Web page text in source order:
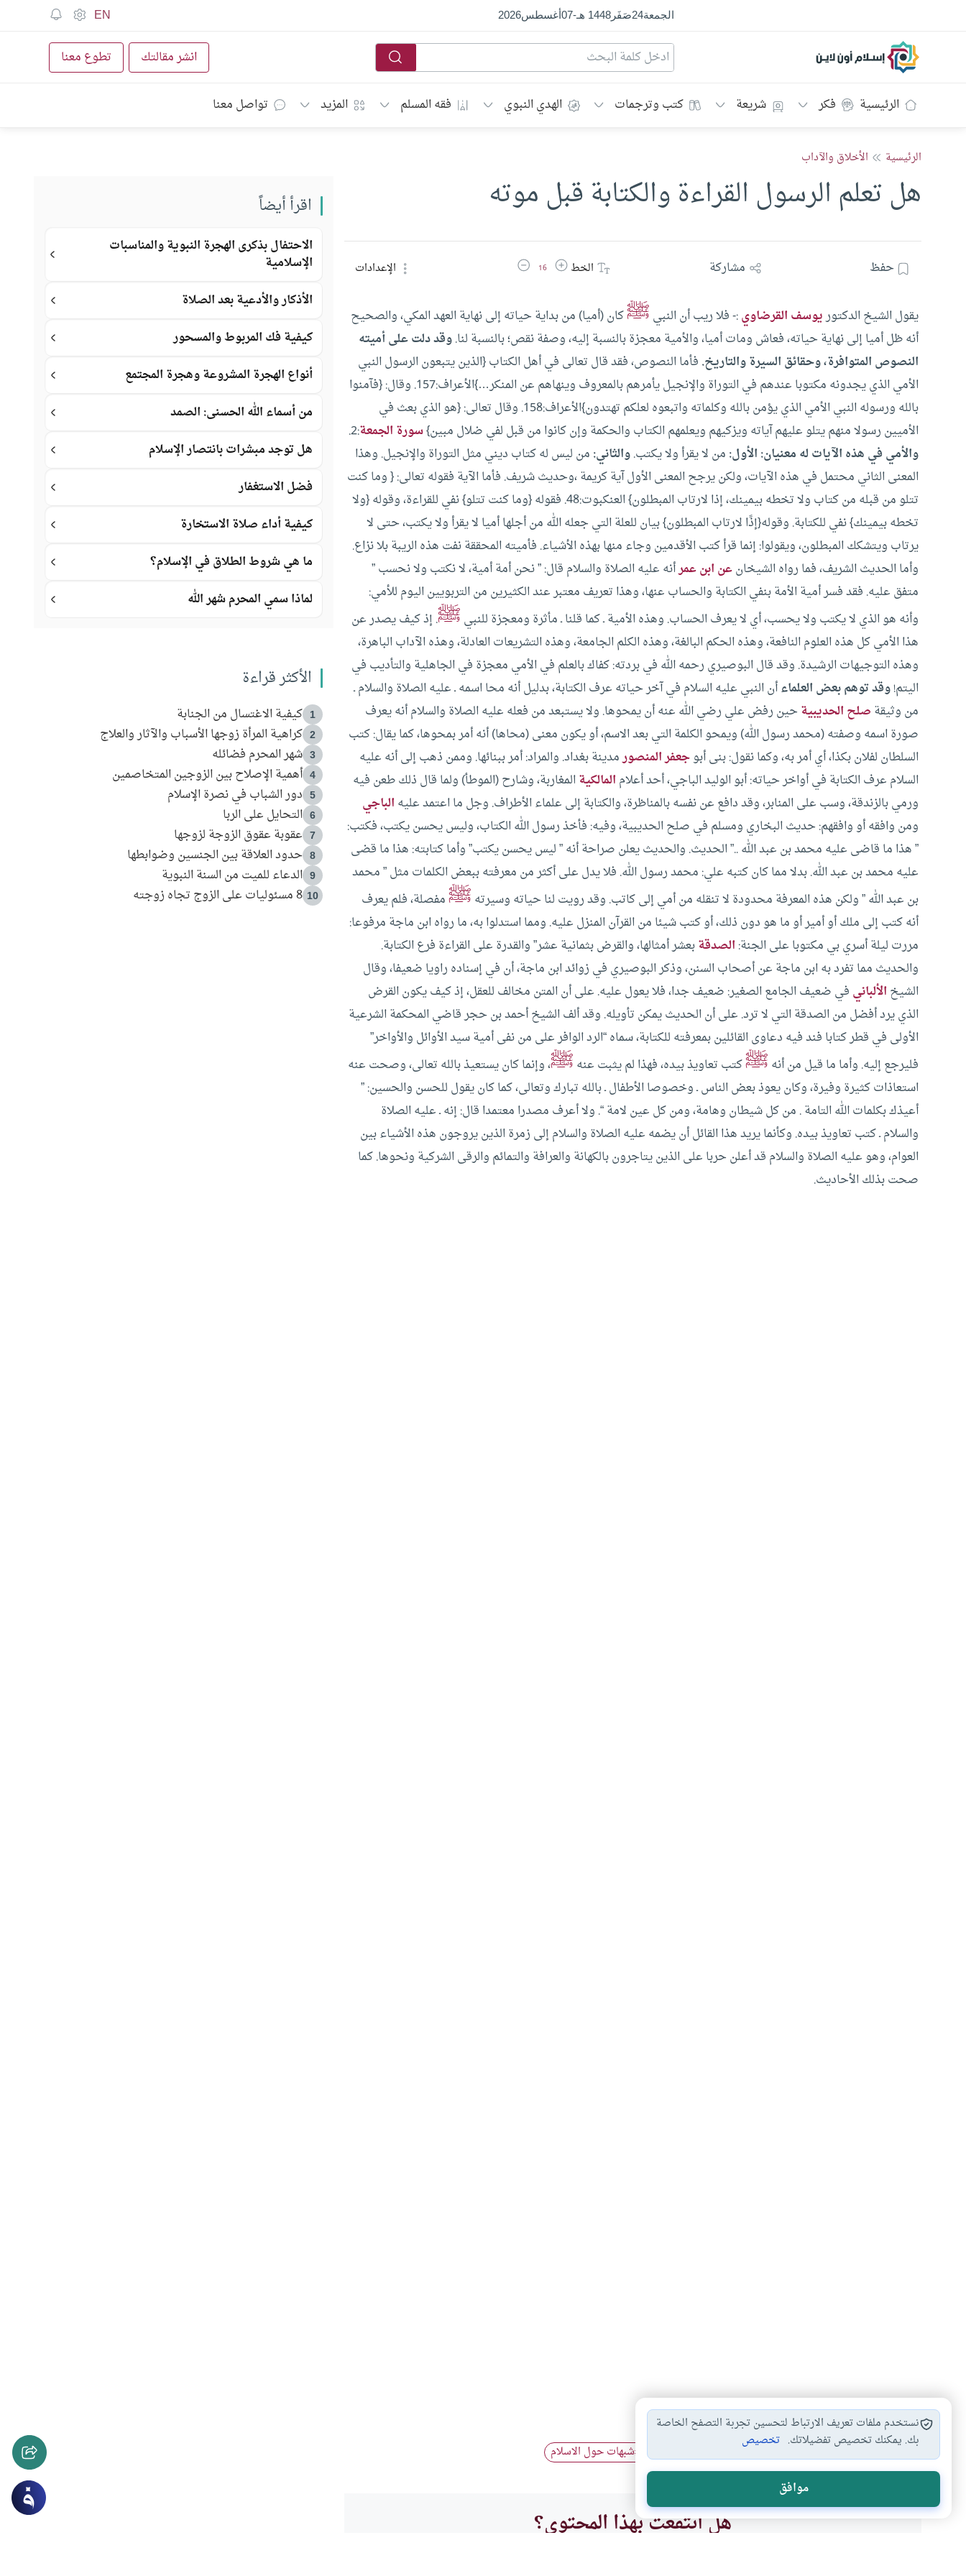
الجمعة24صَفَر1448 هـ -
07أغسطس2026
EN
إسلام أون لاين انشر مقالتك تطوع معنا
الرئيسية فكر شريعة كتب وترجمات الهدي النبوي فقه المسلم المزيد تواصل معنا
الرئيسية الأخلاق والآداب
هل تعلم الرسول القراءة والكتابة قبل موته
حفظ مشاركة الخطزيادة حجم الخط
16 تقليل حجم الخط الإعدادات
يقول الشيخ الدكتوريوسف القرضاوي:-فلا ريب أن النبي ﷺكان (أميا) من بداية حياته إلى نهاية العهد المكي، والصحيح
أنه ظل أميا إلى نهاية حياته، فعاش ومات أميا، والأمية معجزة بالنسبة إليه، وصفة نقص؛ بالنسبة لنا.وقد دلت على أميته
النصوص المتوافرة، وحقائق السيرة والتاريخ. فأما النصوص، فقد قال تعالى في أهل الكتاب {الذين يتبعون الرسول النبي
الأمي الذي يجدونه مكتوبا عندهم في التوراة والإنجيل يأمرهم بالمعروف وينهاهم عن المنكر…}الأعراف:157. وقال: {فآمنوا
بالله ورسوله النبي الأمي الذي يؤمن بالله وكلماته واتبعوه لعلكم تهتدون}الأعراف:158. وقال تعالى: {هو الذي بعث في
الأميين رسولا منهم يتلو عليهم آياته ويزكيهم ويعلمهم الكتاب والحكمة وإن كانوا من قبل لفي ضلال مبين}سورة الجمعة:2.
والأمي في هذه الآيات له معنيان: الأول: من لا يقرأ ولا يكتب.والثاني: من ليس له كتاب ديني مثل التوراة والإنجيل. وهذا
المعنى الثاني محتمل في هذه الآيات، ولكن يرجح المعنى الأول آية كريمة ،وحديث شريف. فأما الآية فقوله تعالى: { وما كنت
تتلو من قبله من كتاب ولا تخطه بيمينك، إذا لارتاب المبطلون} العنكبوت:48. فقوله {وما كنت تتلو} نفي للقراءة، وقوله {ولا
تخطه بيمينك} نفي للكتابة. وقوله{إذًا لارتاب المبطلون} بيان للعلة التي جعله الله من أجلها أميا لا يقرأ ولا يكتب، حتى لا
يرتاب ويتشكك المبطلون، ويقولوا: إنما قرأ كتب الأقدمين وجاء منها بهذه الأشياء. فأميته المحققة نفت هذه الريبة بلا نزاع.
وأما الحديث الشريف، فما رواه الشيخانعن ابن عمرأنه عليه الصلاة والسلام قال: ” نحن أمة أمية، لا نكتب ولا نحسب ”
متفق عليه. فقد فسر أمية الأمة بنفي الكتابة والحساب عنها، وهذا تعريف معتبر عند الكثيرين من التربويين اليوم للأمي:
وأنه هو الذي لا يكتب ولا يحسب، أي لا يعرف الحساب. وهذه الأمية ـ كما قلنا ـ مأثرة ومعجزة للنبي ﷺ. إذ كيف يصدر عن
هذا الأمي كل هذه العلوم النافعة، وهذه الحكم البالغة، وهذه الكلم الجامعة، وهذه التشريعات العادلة، وهذه الآداب الباهرة،
وهذه التوجيهات الرشيدة. وقد قال البوصيري رحمه الله في بردته: كفاك بالعلم في الأمي معجزة في الجاهلية والتأديب في
اليتم!وقد توهم بعض العلماءأن النبي عليه السلام في آخر حياته عرف الكتابة، بدليل أنه محا اسمه ـ عليه الصلاة والسلام ـ
من وثيقة صلح الحديبية حين رفض علي رضي الله عنه أن يمحوها. ولا يستبعد من فعله عليه الصلاة والسلام أنه يعرف
صورة اسمه وصفته (محمد رسول الله) ويمحو الكلمة التي بعد الاسم، أو يكون معنى (محاها) أنه أمر بمحوها، كما يقال: كتب
السلطان لفلان بكذا، أي أمر به، وكما نقول: بنى أبوجعفر المنصورمدينة بغداد. والمراد: أمر ببنائها. وممن ذهب إلى أنه عليه
السلام عرف الكتابة في أواخر حياته: أبو الوليد الباجي، أحد أعلام المالكيةالمغاربة، وشارح (الموطأ) ولما قال ذلك طعن فيه
ورمي بالزندقة، وسب على المنابر، وقد دافع عن نفسه بالمناظرة، والكتابة إلى علماء الأطراف. وجل ما اعتمد عليه الباجي
ومن وافقه أو وافقهم: حديث البخاري ومسلم في صلح الحديبية، وفيه: فأخذ رسول الله الكتاب، وليس يحسن يكتب، فكتب:
” هذا ما قاضى عليه محمد بن عبد الله ..” الحديث. والحديث يعلن صراحة أنه ” ليس يحسن يكتب” وأما كتابته: هذا ما قضى
عليه محمد بن عبد الله. بدلا مما كان كتبه علي: محمد رسول الله. فلا يدل على أكثر من معرفته ببعض الكلمات مثل ” محمد
بن عبد الله ” ولكن هذه المعرفة محدودة لا تنقله من أمي إلى كاتب. وقد رويت لنا حياته وسيرته ﷺمفصلة، فلم يعرف
أنه كتب إلى ملك أو أمير أو ما هو دون ذلك، أو كتب شيئا من القرآن المنزل عليه. ومما استدلوا به، ما رواه ابن ماجة مرفوعا:
مررت ليلة أسري بي مكتوبا على الجنة: الصدقةبعشر أمثالها، والقرض بثمانية عشر” والقدرة على القراءة فرع الكتابة.
والحديث مما تفرد به ابن ماجة عن أصحاب السنن، وذكر البوصيري في زوائد ابن ماجة، أن في إسناده راويا ضعيفا، وقال
الشيخ الألباني في ضعيف الجامع الصغير: ضعيف جدا، فلا يعول عليه. على أن المتن مخالف للعقل، إذ كيف يكون القرض
الذي يرد أفضل من الصدقة التي لا ترد. على أن الحديث يمكن تأويله. وقد ألف الشيخ أحمد بن حجر قاضي المحكمة الشرعية
الأولى في قطر كتابا فند فيه دعاوى القائلين بمعرفته للكتابة، سماه “الرد الوافر على من نفى أمية سيد الأوائل والأواخر”
فليرجع إليه. وأما ما قيل من أنه ﷺكتب تعاويذ بيده، فهذا لم يثبت عنه ﷺ، وإنما كان يستعيذ بالله تعالى، وصحت عنه
استعاذات كثيرة وفيرة، وكان يعوذ بعض الناس ـ وخصوصا الأطفال ـ بالله تبارك وتعالى، كما كان يقول للحسن والحسين: ”
أعيذك بكلمات الله التامة . من كل شيطان وهامة، ومن كل عين لامة “. ولا أعرف مصدرا معتمدا قال: إنه ـ عليه الصلاة
والسلام ـ كتب تعاويذ بيده. وكأنما يريد هذا القائل أن يضمه عليه الصلاة والسلام إلى زمرة الذين يروجون هذه الأشياء بين
العوام، وهو عليه الصلاة والسلام قد أعلن حربا على الذين يتاجرون بالكهانة والعرافة والتمائم والرقى الشركية ونحوها. كما
صحت بذلك الأحاديث.
مع الرسول صلى… #شبهات حول الاسلام
هل انتفعت بهذا المحتوى؟
اقرأ أيضاً
الاحتفال بذكرى الهجرة النبوية والمناسبات
الإسلامية
الأذكار والأدعية بعد الصلاة
كيفية فك المربوط والمسحور
أنواع الهجرة المشروعة وهجرة المجتمع
من أسماء الله الحسنى: الصمد
هل توجد مبشرات بانتصار الإسلام
فضل الاستغفار
كيفية أداء صلاة الاستخارة
ما هي شروط الطلاق في الإسلام؟
لماذا سمي المحرم شهر الله
الأكثر قراءة
1 كيفية الاغتسال من الجنابة
2 كراهية المرأة زوجها الأسباب والآثار والعلاج
3 شهر المحرم فضائله
4 أهمية الإصلاح بين الزوجين المتخاصمين
5 دور الشباب في نصرة الإسلام
6 التحايل على الربا
7 عقوبة عقوق الزوجة لزوجها
8 حدود العلاقة بين الجنسين وضوابطها
9 الدعاء للميت من السنة النبوية
10 8 مسئوليات على الزوج تجاه زوجته
نستخدم ملفات تعريف الارتباط لتحسين تجربة التصفح الخاصة
بك. يمكنك تخصيص تفضيلاتك. تخصيص
موافق